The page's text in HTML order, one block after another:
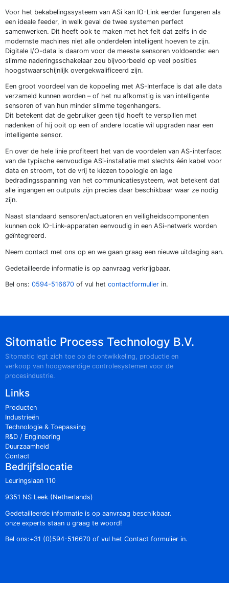
Voor het bekabelingssysteem van ASi kan IO-Link eerder fungeren als
een ideale feeder, in welk geval de twee systemen perfect
samenwerken. Dit heeft ook te maken met het feit dat zelfs in de
modernste machines niet alle onderdelen intelligent hoeven te zijn.
Digitale I/O-data is daarom voor de meeste sensoren voldoende: een
slimme naderingsschakelaar zou bijvoorbeeld op veel posities
hoogstwaarschijnlijk overgekwalificeerd zijn.
Een groot voordeel van de koppeling met AS-Interface is dat alle data
verzameld kunnen worden – of het nu afkomstig is van intelligente
sensoren of van hun minder slimme tegenhangers.
Dit betekent dat de gebruiker geen tijd hoeft te verspillen met
nadenken of hij ooit op een of andere locatie wil upgraden naar een
intelligente sensor.
En over de hele linie profiteert het van de voordelen van AS-interface:
van de typische eenvoudige ASi-installatie met slechts één kabel voor
data en stroom, tot de vrij te kiezen topologie en lage
bedradingsspanning van het communicatiesysteem, wat betekent dat
alle ingangen en outputs zijn precies daar beschikbaar waar ze nodig
zijn.
Naast standaard sensoren/actuatoren en veiligheidscomponenten
kunnen ook IO-Link-apparaten eenvoudig in een ASi-netwerk worden
geïntegreerd.
Neem contact met ons op en we gaan graag een nieuwe uitdaging aan.
Gedetailleerde informatie is op aanvraag verkrijgbaar.
Bel ons: 0594-516670of vul het contactformulierin.
Sitomatic Process Technology B.V.
Sitomatic legt zich toe op de ontwikkeling, productie en
verkoop van hoogwaardige controlesystemen voor de
procesindustrie.
Links
Producten
Industrieën
Technologie & Toepassing
R&D / Engineering
Duurzaamheid
Contact
Bedrijfslocatie
Leuringslaan 110
9351 NS Leek (Netherlands)
Gedetailleerde informatie is op aanvraag beschikbaar.
onze experts staan u graag te woord!
Bel ons:+31 (0)594-516670of vul het Contact formulier in.